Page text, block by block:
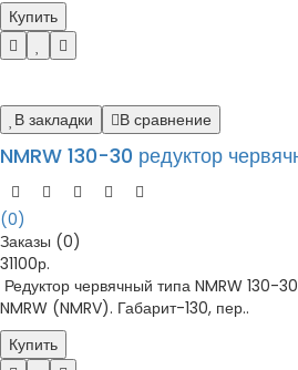
Купить
В закладки В сравнение
NMRW 130-30 редуктор
(0)
Заказы (0)
31100р.
Редуктор червячный типа NMRW 130-
NMRW (NMRV). Габарит-130, пер..
Купить